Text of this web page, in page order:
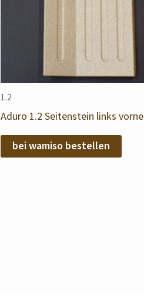
1.2
Aduro 1.2 Seitenstein links vorne
bei wamiso bestellen